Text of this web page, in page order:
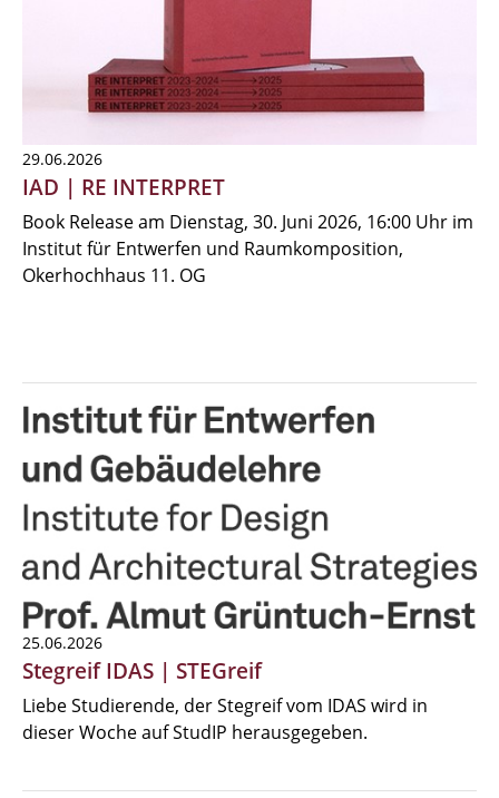
29.06.2026
IAD | RE INTERPRET
Book Release am Dienstag, 30. Juni 2026, 16:00 Uhr im
Institut für Entwerfen und Raumkomposition,
Okerhochhaus 11. OG
25.06.2026
Stegreif IDAS | STEGreif
Liebe Studierende, der Stegreif vom IDAS wird in
dieser Woche auf StudIP herausgegeben.